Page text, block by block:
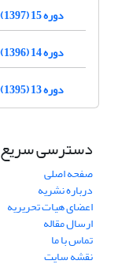
دوره 15 (1397)
دوره 14 (1396)
دوره 13 (1395)
دسترسی سریع
صفحه اصلی
درباره نشریه
اعضای هیات تحریریه
ارسال مقاله
تماس با ما
نقشه سایت